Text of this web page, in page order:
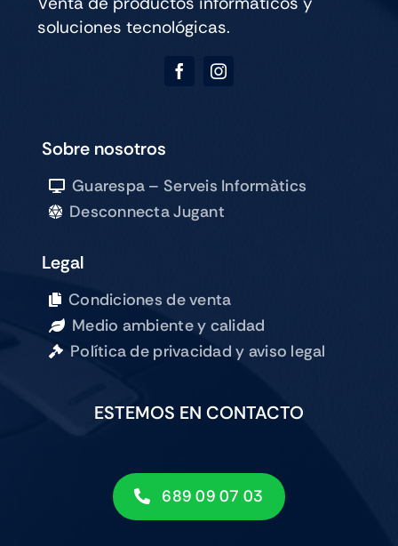
soluciones tecnológicas.
Sobre nosotros
Guarespa – Serveis Informàtics
Desconnecta Jugant
Legal
Condiciones de venta
Medio ambiente y calidad
Política de privacidad y aviso legal
ESTEMOS EN CONTACTO
689 09 07 03